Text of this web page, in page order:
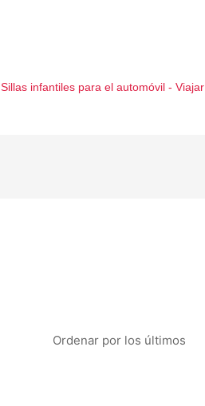
Sillas infantiles para el automóvil - Viajar